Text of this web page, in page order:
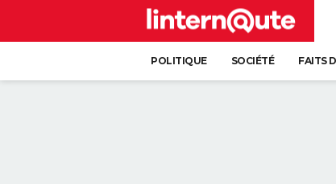
POLITIQUE SOCIÉTÉ FAITS